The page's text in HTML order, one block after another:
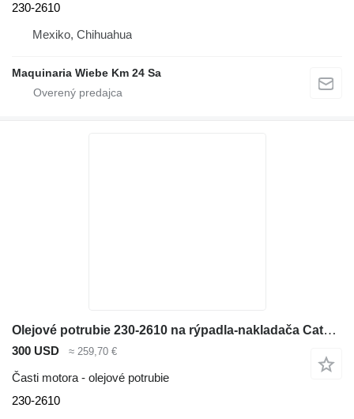
230-2610
Mexiko, Chihuahua
Maquinaria Wiebe Km 24 Sa
Olejové potrubie 230-2610 na rýpadla-nakladača Caterpillar 416E
300 USD ≈ 259,70 €
Časti motora - olejové potrubie
230-2610